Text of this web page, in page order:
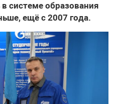
системе образования
ещё с 2007 года.